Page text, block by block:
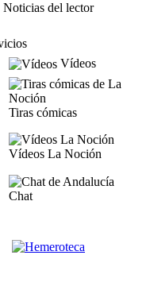
Noticias del lector
Vídeos
Tiras cómicas
Vídeos La Noción
Chat